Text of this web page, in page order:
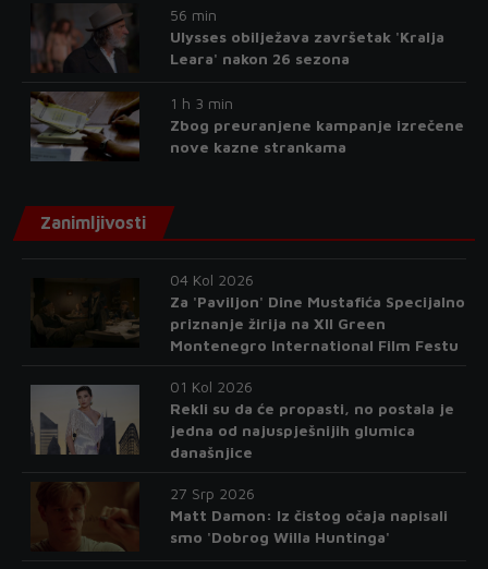
56 min
Ulysses obilježava završetak 'Kralja
Leara' nakon 26 sezona
1 h 3 min
Zbog preuranjene kampanje izrečene
nove kazne strankama
Zanimljivosti
04 Kol 2026
Za 'Paviljon' Dine Mustafića Specijalno
priznanje žirija na XII Green
Montenegro International Film Festu
01 Kol 2026
Rekli su da će propasti, no postala je
jedna od najuspješnijih glumica
današnjice
27 Srp 2026
Matt Damon: Iz čistog očaja napisali
smo 'Dobrog Willa Huntinga'